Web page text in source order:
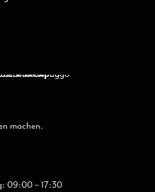
machen.
09:00 – 17:30